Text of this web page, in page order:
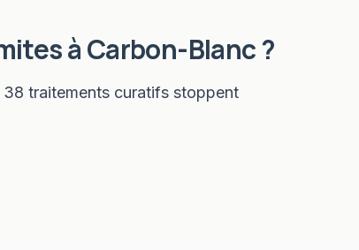
àCarbon-Blanc?
38 traitements curatifs stoppent